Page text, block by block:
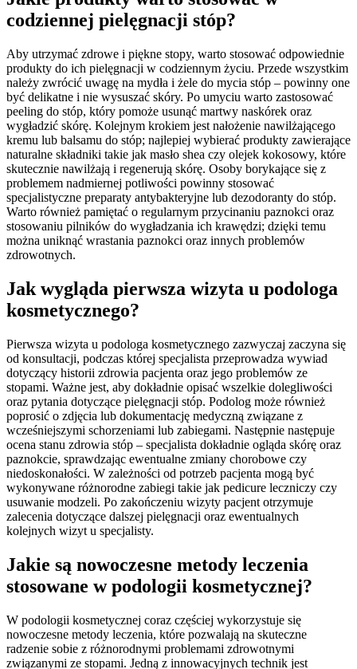
codziennej pielęgnacji stóp?
Aby utrzymać zdrowe i piękne stopy, warto stosować odpowiednie
produkty do ich pielęgnacji w codziennym życiu. Przede wszystkim
należy zwrócić uwagę na mydła i żele do mycia stóp – powinny one
być delikatne i nie wysuszać skóry. Po umyciu warto zastosować
peeling do stóp, który pomoże usunąć martwy naskórek oraz
wygładzić skórę. Kolejnym krokiem jest nałożenie nawilżającego
kremu lub balsamu do stóp; najlepiej wybierać produkty zawierające
naturalne składniki takie jak masło shea czy olejek kokosowy, które
skutecznie nawilżają i regenerują skórę. Osoby borykające się z
problemem nadmiernej potliwości powinny stosować
specjalistyczne preparaty antybakteryjne lub dezodoranty do stóp.
Warto również pamiętać o regularnym przycinaniu paznokci oraz
stosowaniu pilników do wygładzania ich krawędzi; dzięki temu
można uniknąć wrastania paznokci oraz innych problemów
zdrowotnych.
Jak wygląda pierwsza wizyta u podologa
kosmetycznego?
Pierwsza wizyta u podologa kosmetycznego zazwyczaj zaczyna się
od konsultacji, podczas której specjalista przeprowadza wywiad
dotyczący historii zdrowia pacjenta oraz jego problemów ze
stopami. Ważne jest, aby dokładnie opisać wszelkie dolegliwości
oraz pytania dotyczące pielęgnacji stóp. Podolog może również
poprosić o zdjęcia lub dokumentację medyczną związane z
wcześniejszymi schorzeniami lub zabiegami. Następnie następuje
ocena stanu zdrowia stóp – specjalista dokładnie ogląda skórę oraz
paznokcie, sprawdzając ewentualne zmiany chorobowe czy
niedoskonałości. W zależności od potrzeb pacjenta mogą być
wykonywane różnorodne zabiegi takie jak pedicure leczniczy czy
usuwanie modzeli. Po zakończeniu wizyty pacjent otrzymuje
zalecenia dotyczące dalszej pielęgnacji oraz ewentualnych
kolejnych wizyt u specjalisty.
Jakie są nowoczesne metody leczenia
stosowane w podologii kosmetycznej?
W podologii kosmetycznej coraz częściej wykorzystuje się
nowoczesne metody leczenia, które pozwalają na skuteczne
radzenie sobie z różnorodnymi problemami zdrowotnymi
związanymi ze stopami. Jedną z innowacyjnych technik jest